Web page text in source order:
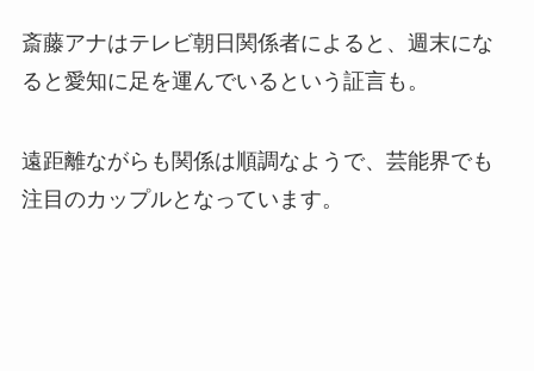
斎藤アナはテレビ朝日関係者によると、週末にな
ると愛知に足を運んでいるという証言も。
遠距離ながらも関係は順調なようで、芸能界でも
注目のカップルとなっています。